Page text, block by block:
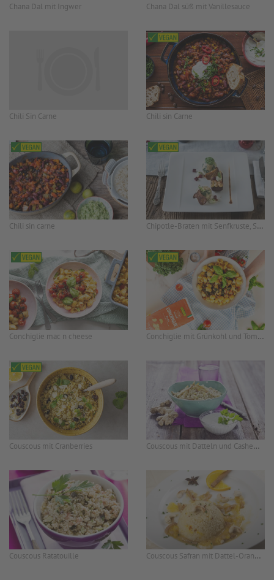
Chana Dal mit Ingwer Chana Dal süß mit Vanillesauce
Chili Sin Carne Chili sin Carne
Chili sin carne Chipotle-Braten mit Senfkruste, Spinatknödel und Balsamico-Seitlingen
Conchiglie mac n cheese Conchiglie mit Grünkohl und Tomatensauce
Couscous mit Cranberries Couscous mit Datteln und Cashewkernen
Couscous Ratatouille Couscous Safran mit Dattel-Orangen-Sauce